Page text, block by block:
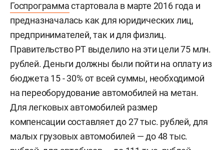
Госпрограммастартовала в марте 2016 года и
предназначалась как для юридических лиц,
предпринимателей, так и для физлиц.
Правительство РТ выделило на эти цели 75 млн.
рублей. Деньги должны были пойти на оплату из
бюджета 15 - 30% от всей суммы, необходимой
на переоборудование автомобилей на метан.
Для легковых автомобилей размер
компенсации составляет до 27 тыс. рублей, для
малых грузовых автомобилей — до 48 тыс.